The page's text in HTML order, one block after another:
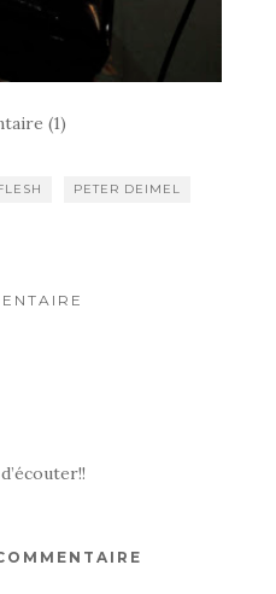
(1)
PETER DEIMEL